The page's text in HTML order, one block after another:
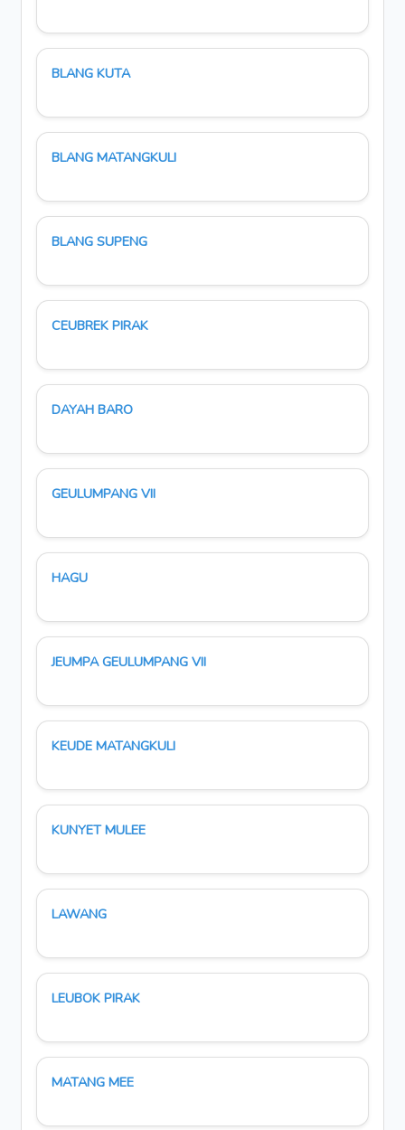
BLANG KUTA
BLANG MATANGKULI
BLANG SUPENG
CEUBREK PIRAK
DAYAH BARO
GEULUMPANG VII
HAGU
JEUMPA GEULUMPANG VII
KEUDE MATANGKULI
KUNYET MULEE
LAWANG
LEUBOK PIRAK
MATANG MEE